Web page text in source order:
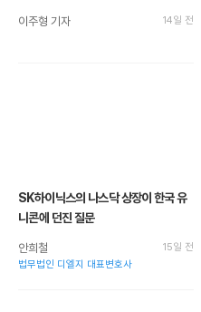
이주형 기자 14일 전
SK하이닉스의 나스닥 상장이 한국 유
니콘에 던진 질문
안희철
법무법인 디엘지 대표변호사
15일 전